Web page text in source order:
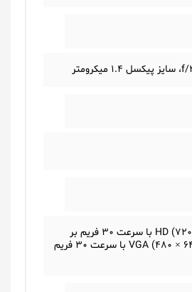
رزولوشن (1280 × 720) HD با سرعت 30 فریم بر
ثانیه، رزولوشن (640 × 480) VGA با سرعت 30 فریم